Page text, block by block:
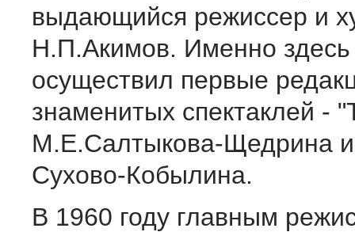
выдающийся режиссер и
Н.П.Акимов. Именно
осуществил первые
знаменитых спектаклей -
М.Е.Салтыкова-Щедрина
Сухово-Кобылина.
В 1960 году главным